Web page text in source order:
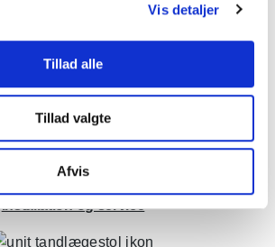
Vis detaljer
Tillad alle
Tillad valgte
Afvis
Installation og service